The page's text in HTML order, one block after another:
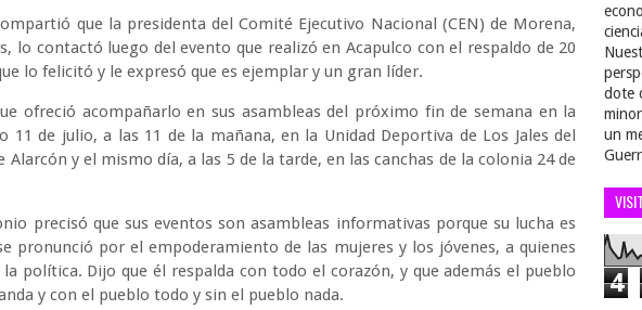
que la presidenta del Comité Ejecutivo Nacional (CEN) de Morena,
lo contactó luego del evento que realizó en Acapulco con el respaldo de 20
lo felicitó y le expresó que es ejemplar y un gran líder.
ofreció acompañarlo en sus asambleas del próximo fin de semana en la
11 de julio, a las 11 de la mañana, en la Unidad Deportiva de Los Jales del
Alarcón y el mismo día, a las 5 de la tarde, en las canchas de la colonia 24 de
precisó que sus eventos son asambleas informativas porque su lucha es
pronunció por el empoderamiento de las mujeres y los jóvenes, a quienes
política. Dijo que él respalda con todo el corazón, y que además el pueblo
y con el pueblo todo y sin el pueblo nada.
dote
un
4